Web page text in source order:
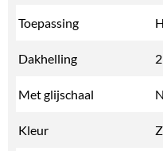
Toepassing
Dakhelling
Met glijschaal
Kleur